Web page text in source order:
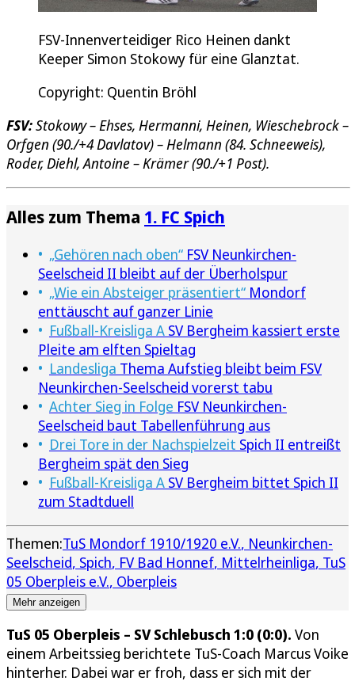
FSV-Innenverteidiger Rico Heinen dankt
Keeper Simon Stokowy für eine Glanztat.
Copyright: Quentin Bröhl
FSV:Stokowy – Ehses, Hermanni, Heinen, Wieschebrock –
Orfgen (90./+4 Davlatov) – Helmann (84. Schneeweis),
Roder, Diehl, Antoine – Krämer (90./+1 Post).
Alles zum Thema 1. FC Spich
„Gehören nach oben“ FSV Neunkirchen-
Seelscheid II bleibt auf der Überholspur
„Wie ein Absteiger präsentiert“ Mondorf
enttäuscht auf ganzer Linie
Fußball-Kreisliga A SV Bergheim kassiert erste
Pleite am elften Spieltag
Landesliga Thema Aufstieg bleibt beim FSV
Neunkirchen-Seelscheid vorerst tabu
Achter Sieg in Folge FSV Neunkirchen-
Seelscheid baut Tabellenführung aus
Drei Tore in der Nachspielzeit Spich II entreißt
Bergheim spät den Sieg
Fußball-Kreisliga A SV Bergheim bittet Spich II
zum Stadtduell
Themen:TuS Mondorf 1910/1920 e.V. Neunkirchen-
Seelscheid Spich FV Bad Honnef Mittelrheinliga TuS
05 Oberpleis e.V. Oberpleis
Mehr anzeigen
TuS 05 Oberpleis – SV Schlebusch 1:0 (0:0). Von
einem Arbeitssieg berichtete TuS-Coach Marcus Voike
hinterher. Dabei war er froh, dass er sich mit der